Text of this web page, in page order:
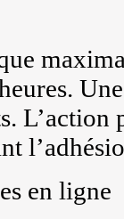
en ligne